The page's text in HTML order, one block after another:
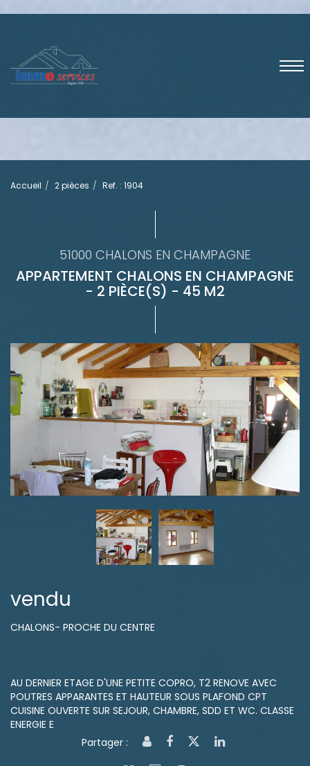
Accueil 2 pièces Ref. : 1904
51000 CHALONS EN CHAMPAGNE
APPARTEMENT CHALONS EN CHAMPAGNE
- 2 PIÈCE(S) - 45 M2
vendu
CHALONS- PROCHE DU CENTRE
AU DERNIER ETAGE D'UNE PETITE COPRO, T2 RENOVE AVEC
POUTRES APPARANTES ET HAUTEUR SOUS PLAFOND CPT
CUISINE OUVERTE SUR SEJOUR, CHAMBRE, SDD ET WC. CLASSE
ENERGIE E
Partager :